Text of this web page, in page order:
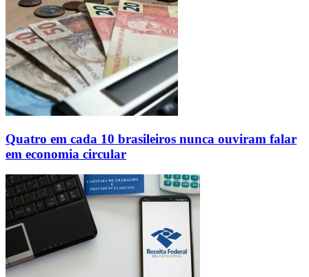
Quatro em cada 10 brasileiros nunca ouviram falar
em economia circular